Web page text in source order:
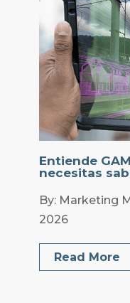
Entiende
necesitas
By: Marketing
2026
Read More